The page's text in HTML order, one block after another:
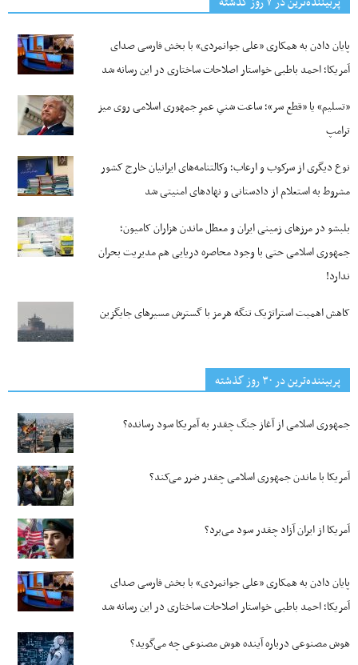
پایان دادن به همکاری «علی جوانمردی» با بخش فارسی صدای
آمریکا؛ احمد باطبی خواستار اصلاحات ساختاری در این رسانه شد
«تسلیم» یا «قطع سر»؛ ساعت شنیِ عمرِ جمهوری اسلامی روی میز
ترامپ
نوع دیگری از سرکوب و ارعاب؛ وکالتنامه‌های ایرانیان خارج کشور
مشروط به استعلام از دادستانی و نهادهای امنیتی شد
بلبشو در مرزهای زمینی ایران و معطل ماندن هزاران کامیون؛
جمهوری اسلامی حتی با وجود محاصره دریایی هم مدیریت بحران
ندارد!
کاهش اهمیت استراتژیک تنگه‌ هرمز با گسترش مسیرهای جایگزین
پربیننده‌ترین‌ در ۳۰ روز گذشته
جمهوری اسلامی از آغاز جنگ چقدر به آمریکا سود رسانده؟
آمریکا با ماندن جمهوری اسلامی چقدر ضرر می‌کند؟
آمریکا از ایران آزاد چقدر سود می‌برد؟
پایان دادن به همکاری «علی جوانمردی» با بخش فارسی صدای
آمریکا؛ احمد باطبی خواستار اصلاحات ساختاری در این رسانه شد
هوش مصنوعی درباره آینده هوش مصنوعی چه می‌گوید؟